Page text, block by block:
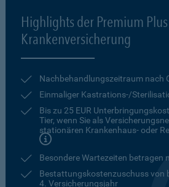
Highlights der Premium Plus
Krankenversicherung
Nachbehandlungszeitraum nach
Einmaliger Kastrations-/
Bis zu 25 EUR
Tier, wenn Sie als
stationären Krankenhaus- oder
Besondere Wartezeiten betragen
Bestattungskostenzuschuss von
4. Versicherungsjahr